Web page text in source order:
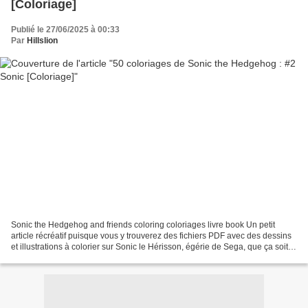
[Coloriage]
Publié le 27/06/2025 à 00:33
Par Hillslion
Sonic the Hedgehog and friends coloring coloriages livre book Un petit
article récréatif puisque vous y trouverez des fichiers PDF avec des dessins
et illustrations à colorier sur Sonic le Hérisson, égérie de Sega, que ça soit